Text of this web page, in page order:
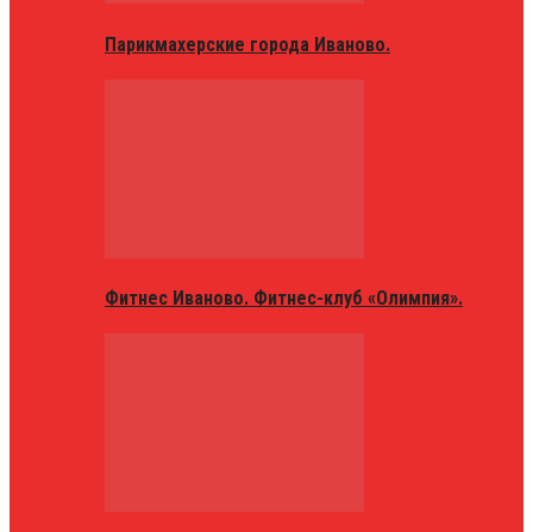
Парикмахерские города Иваново.
Фитнес Иваново. Фитнес-клуб «Олимпия».